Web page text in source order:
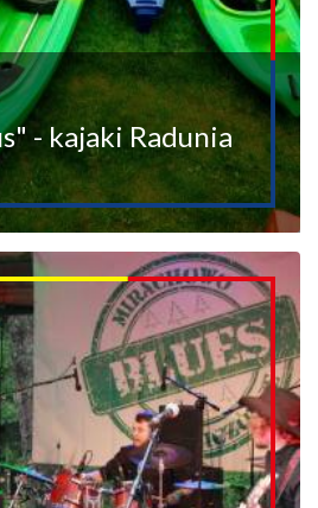
- kajaki Radunia